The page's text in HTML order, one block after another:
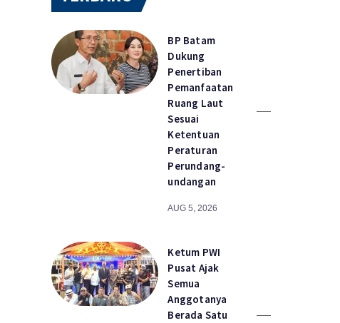
BP Batam
Dukung
Penertiban
Pemanfaatan
Ruang Laut
Sesuai
Ketentuan
Peraturan
Perundang-
undangan
AUG 5, 2026
Ketum PWI
Pusat Ajak
Semua
Anggotanya
Berada Satu